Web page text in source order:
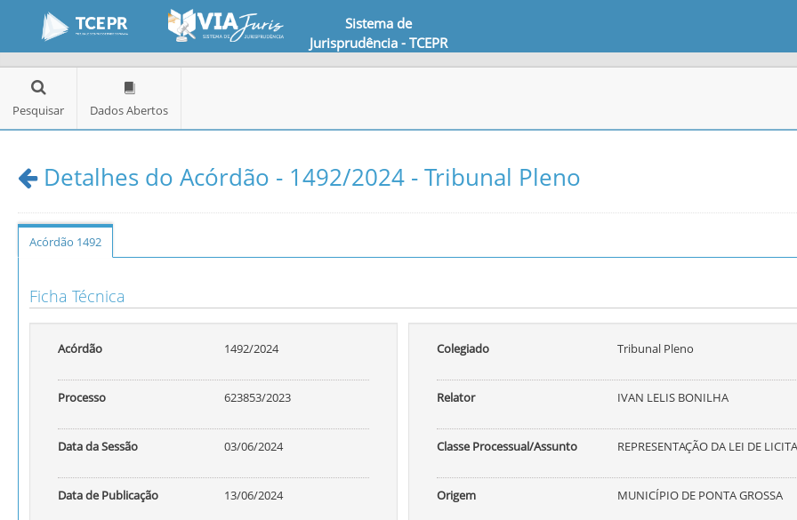
Sistema de
Jurisprudência - TCEPR
Pesquisar Dados Abertos
Detalhes do Acórdão - 1492/2024 - Tribunal Pleno
Acórdão 1492
Ficha Técnica
Acórdão 1492/2024
Processo 623853/2023
Data da Sessão 03/06/2024
Data de Publicação 13/06/2024
Colegiado Tribunal Pleno
Relator IVAN LELIS BONILHA
Classe Processual/Assunto REPRESENTAÇÃO DA LEI DE
Origem MUNICÍPIO DE PONTA GROSSA